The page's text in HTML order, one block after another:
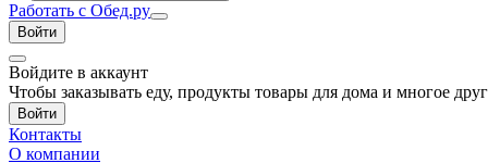
Работать с Обед.ру
Войти
Войдите в аккаунт
Чтобы заказывать еду, продукты товары для дома и многое
Войти
Контакты
О компании